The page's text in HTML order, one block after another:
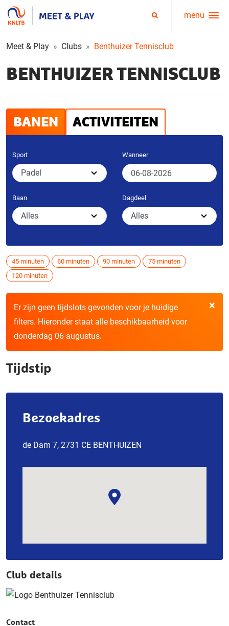
Service
menu
menu
Meet & Play Clubs Benthuizer Tennisclub
BENTHUIZER TENNISCLUB
BANEN ACTIVITEITEN
Sport Wanneer
Baan Dagdeel
45 minuten 60 minuten 90 minuten
75 minuten
120 minuten
×
Er zijn geen tijdslots gevonden voor je huidige
filters. Hieronder staat alle beschikbaarheid voor
donderdag 06 augustus.
Tijdstip
Bezoekadres
de Dam 7, 2731 CE BENTHUIZEN
Club details
Contact